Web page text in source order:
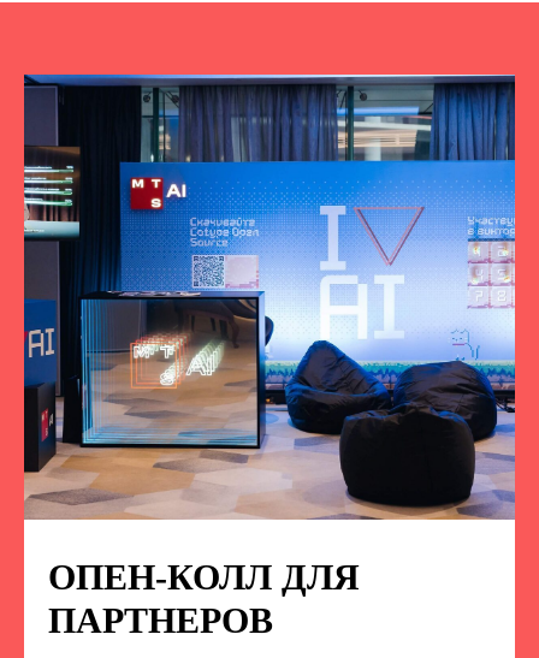
ОПЕН-КОЛЛ ДЛЯ
ПАРТНЕРОВ
ПОДПИСЫВАЙТЕСЬ
НА НАС В СОЦСЕТЯХ